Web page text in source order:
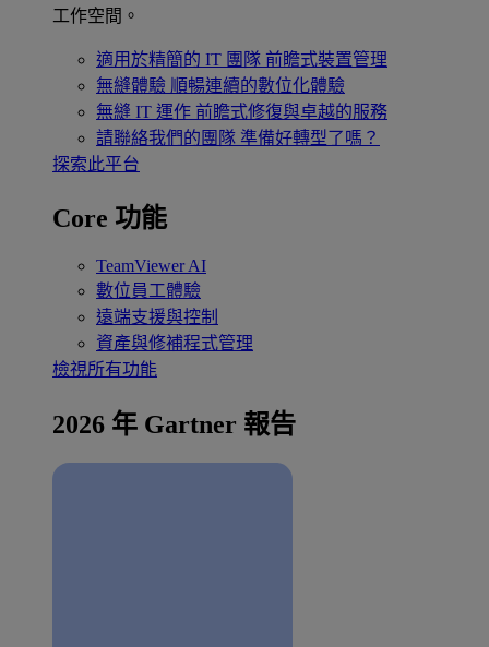
工作空間。
適用於精簡的 IT 團隊 前瞻式裝置管理
無縫體驗 順暢連續的數位化體驗
無縫 IT 運作 前瞻式修復與卓越的服務
請聯絡我們的團隊 準備好轉型了嗎？
探索此平台
Core 功能
TeamViewer AI
數位員工體驗
遠端支援與控制
資產與修補程式管理
檢視所有功能
2026 年 Gartner 報告